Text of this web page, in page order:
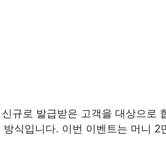
규로 발급받은 고객을 대상으로
식입니다. 이번 이벤트는 머니 2